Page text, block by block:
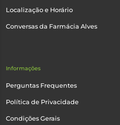
Localização e Horário
Conversas da Farmácia Alves
Informações
Perguntas Frequentes
Política de Privacidade
Condições Gerais